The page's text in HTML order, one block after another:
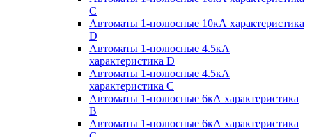
C
Автоматы 1-полюсные 10кА характеристика
D
Автоматы 1-полюсные 4.5кА
характеристика D
Автоматы 1-полюсные 4.5кА
характеристика С
Автоматы 1-полюсные 6кА характеристика
B
Автоматы 1-полюсные 6кА характеристика